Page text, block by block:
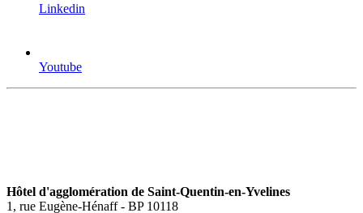
Linkedin
Youtube
Hôtel d'agglomération de Saint-Quentin-en-Yvelines
1, rue Eugène-Hénaff - BP 10118